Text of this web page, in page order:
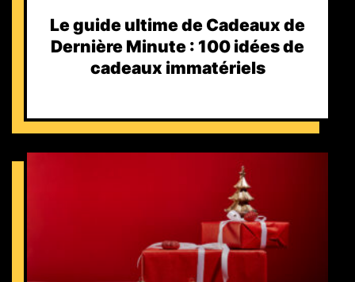
Le guide ultime de Cadeaux de
Dernière Minute : 100 idées de
cadeaux immatériels